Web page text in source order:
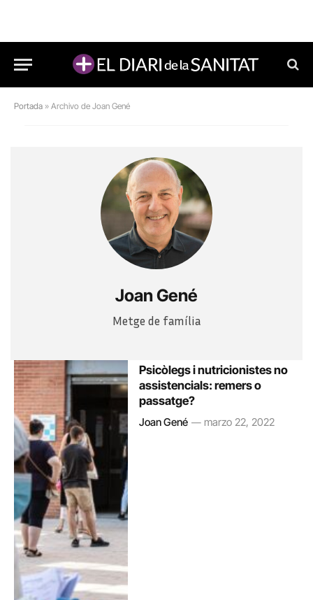
Portada » Archivo de Joan Gené
Joan Gené
Metge de família
Psicòlegs i nutricionistes no
assistencials: remers o
passatge?
Joan Gené marzo 22, 2022